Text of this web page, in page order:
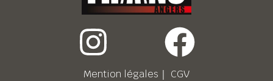
Mention légales ｜ CGV